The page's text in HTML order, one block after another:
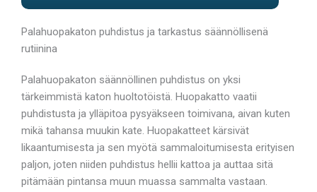
Palahuopakaton puhdistus ja tarkastus säännöllisenä
rutiinina
Palahuopakaton säännöllinen puhdistus on yksi
tärkeimmistä katon huoltotöistä. Huopakatto vaatii
puhdistusta ja ylläpitoa pysyäkseen toimivana, aivan kuten
mikä tahansa muukin kate. Huopakatteet kärsivät
likaantumisesta ja sen myötä sammaloitumisesta erityisen
paljon, joten niiden puhdistus hellii kattoa ja auttaa sitä
pitämään pintansa muun muassa sammalta vastaan.